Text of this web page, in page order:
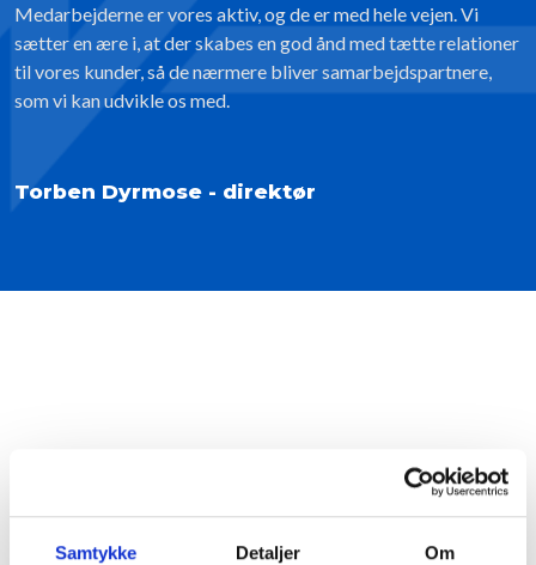
Samtykke Detaljer Om
Medarbejderne er vores aktiv, og de er med hele vejen. Vi
sætter en ære i, at der skabes en god ånd med tætte relationer
til vores kunder, så de nærmere bliver samarbejdspartnere,
som vi kan udvikle os med.
Torben Dyrmose - direktør